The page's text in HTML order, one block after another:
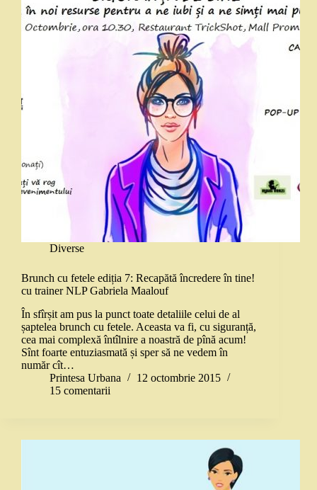
Diverse
Brunch cu fetele ediția 7: Recapătă încredere în tine!
cu trainer NLP Gabriela Maalouf
În sfîrșit am pus la punct toate detaliile celui de al
șaptelea brunch cu fetele. Aceasta va fi, cu siguranță,
cea mai complexă întîlnire a noastră de pînă acum!
Sînt foarte entuziasmată și sper să ne vedem în
număr cît…
Printesa Urbana
12 octombrie 2015
15 comentarii